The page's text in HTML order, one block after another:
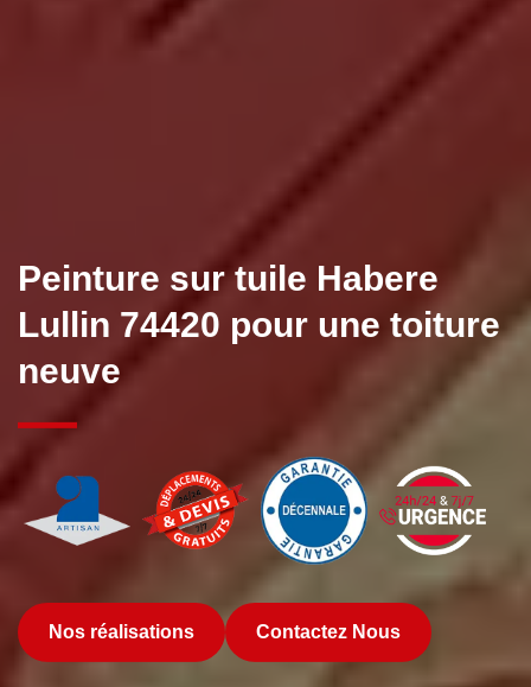
Peinture sur tuile Habere
Lullin 74420 pour une toiture
neuve
Nos réalisations Contactez Nous